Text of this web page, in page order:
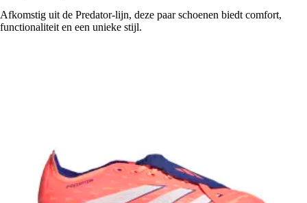
Afkomstig uit de Predator-lijn, deze paar schoenen biedt comfort,
functionaliteit en een unieke stijl.